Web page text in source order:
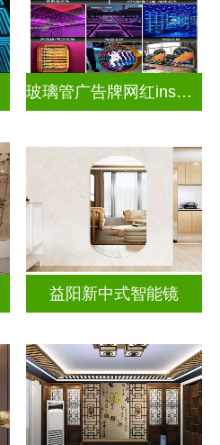
玻璃管广告牌网红ins灯带造型装饰千层镜深渊镜
益阳新中式智能镜